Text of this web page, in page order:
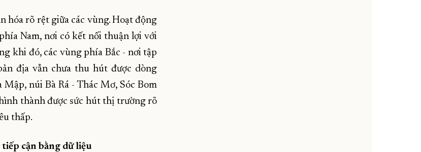
hóa rõ rệt giữa các vùng. Hoạt động
Nam, nơi có kết nối thuận lợi với
khi đó, các vùng phía Bắc - nơi tập
địa vẫn chưa thu hút được dòng
núi Bà Rá - Thác Mơ, Sóc Bom
thành được sức hút thị trường rõ
thấp.
cận bằng dữ liệu